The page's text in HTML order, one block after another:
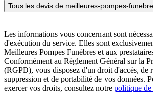
Tous les devis de meilleures-pompes-
Les informations vous concernant sont
d'exécution du service. Elles sont
Meilleures Pompes Funèbres et aux
Conformément au Règlement Général sur la
(RGPD), vous disposez d'un droit d'accès, de
suppression et de portabilité de vos données.
exercer vos droits, consultez notre politique